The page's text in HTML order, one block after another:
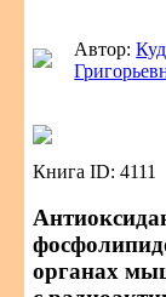
Автор:
Книга ID: 4111
органах